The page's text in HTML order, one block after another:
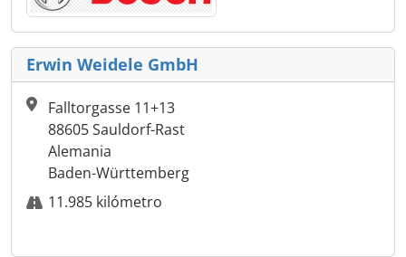
Erwin Weidele GmbH
Falltorgasse 11+13
88605 Sauldorf-Rast
Alemania
Baden-Württemberg
11.985 kilómetro